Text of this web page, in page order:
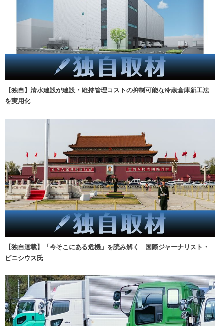
【独自】清水建設が建設・維持管理コストの抑制可能な冷蔵倉庫新工法
を実用化
【独自連載】「今そこにある危機」を読み解く 国際ジャーナリスト・
ビニシウス氏